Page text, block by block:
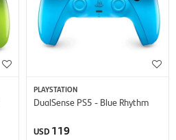
PLAYSTATION
DualSense PS5 - Blue Rhythm
USD 119